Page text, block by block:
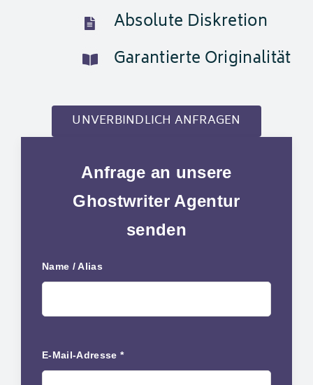
Absolute Diskretion
Garantierte Originalität
UNVERBINDLICH ANFRAGEN
Anfrage an unsere
Ghostwriter Agentur
senden
Name / Alias
E-Mail-Adresse *